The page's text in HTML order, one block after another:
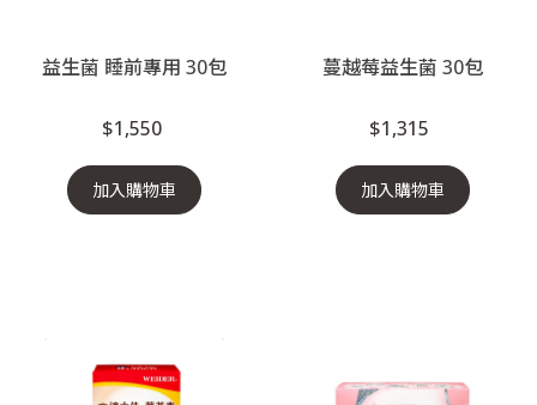
益生菌 睡前專用 30包
$1,550
加入購物車
蔓越莓益生菌 30包
$1,315
加入購物車